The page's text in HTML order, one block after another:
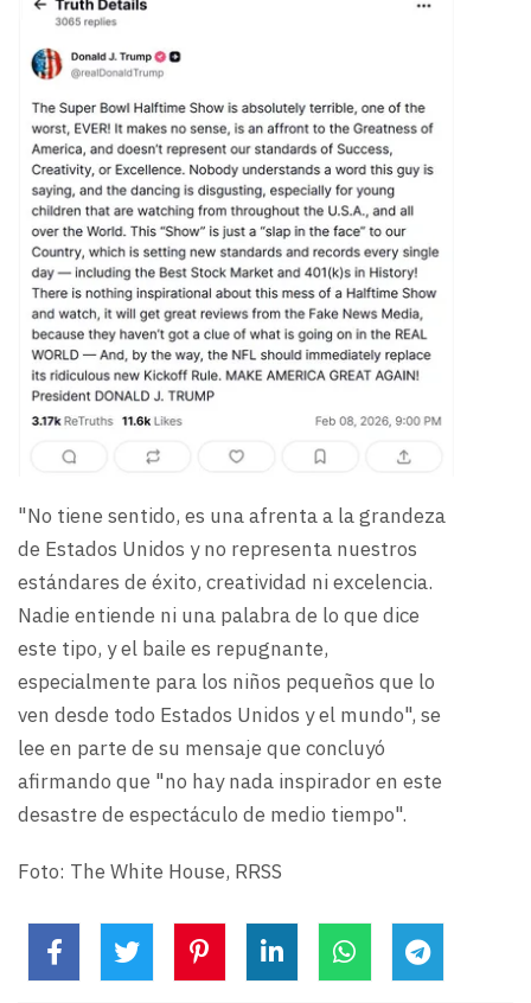
"No tiene sentido, es una afrenta a la grandeza
de Estados Unidos y no representa nuestros
estándares de éxito, creatividad ni excelencia.
Nadie entiende ni una palabra de lo que dice
este tipo, y el baile es repugnante,
especialmente para los niños pequeños que lo
ven desde todo Estados Unidos y el mundo", se
lee en parte de su mensaje que concluyó
afirmando que "no hay nada inspirador en este
desastre de espectáculo de medio tiempo".
Foto: The White House, RRSS